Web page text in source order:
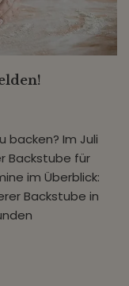
backen? Im Juli
Backstube für
im Überblick:
Backstube in